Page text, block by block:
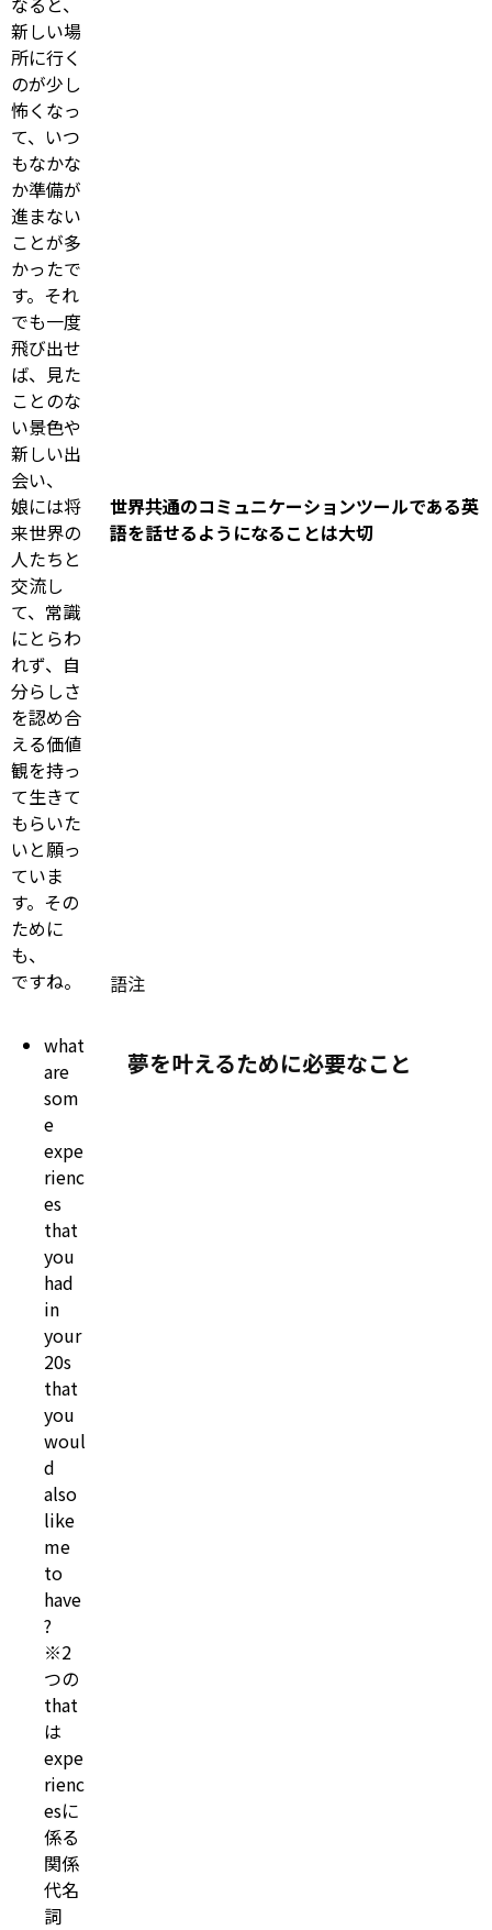
新しい場
所に行く
のが少し
怖くなっ
て、いつ
もなかな
か準備が
進まない
ことが多
かったで
す。それ
でも一度
飛び出せ
ば、見た
ことのな
い景色や
新しい出
会い、
娘には将
来世界の
人たちと
交流し
て、常識
にとらわ
れず、自
分らしさ
を認め合
える価値
観を持っ
て生きて
もらいた
いと願っ
ていま
す。その
ために
も、
世界共通のコミュニケーションツールである英
語を話せるようになることは大切
ですね。 語注
what
are
som
e
expe
rienc
es
that
you
had
in
your
20s
that
you
woul
d
also
like
me
to
have
?
※2
つの
that
は
expe
rienc
esに
係る
関係
代名
詞
夢を叶えるために必要なこと